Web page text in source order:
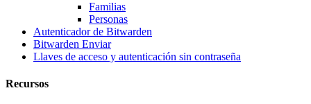
Familias
Personas
Autenticador de Bitwarden
Bitwarden Enviar
Llaves de acceso y autenticación sin contraseña
Recursos